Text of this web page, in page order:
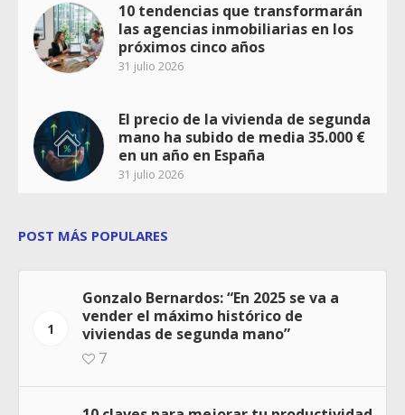
10 tendencias que transformarán
las agencias inmobiliarias en los
próximos cinco años
31 julio 2026
El precio de la vivienda de segunda
mano ha subido de media 35.000 €
en un año en España
31 julio 2026
POST MÁS POPULARES
1
Gonzalo Bernardos: “En 2025 se va a
vender el máximo histórico de
viviendas de segunda mano”
7